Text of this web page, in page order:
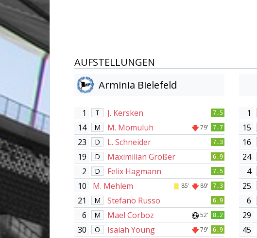
AUFSTELLUNGEN
Arminia Bielefeld
1 T J. Kersken 7.5
14 M M. Momuluh 79' 7.7
23 D L. Schneider 7.3
19 D Maximilian Großer 6.9
2 D Felix Hagmann 7.5
10 M. Mehlem 85' 89' 7.3
21 M Stefano Russo 6.9
6 M Mael Corboz 52' 8.2
30 O Isaiah Young 79' 6.9
1
15
16
24
4
25
6
29
45